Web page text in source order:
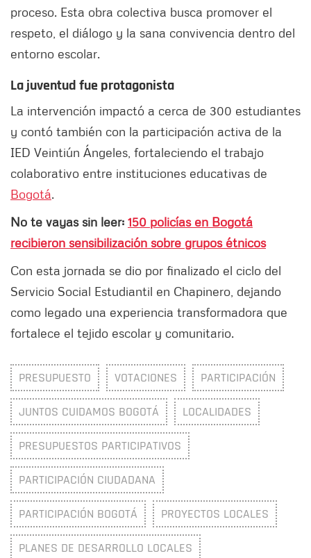
proceso. Esta obra colectiva busca promover el
respeto, el diálogo y la sana convivencia dentro del
entorno escolar.
La juventud fue protagonista
La intervención impactó a cerca de 300 estudiantes
y contó también con la participación activa de la
IED Veintiún Ángeles, fortaleciendo el trabajo
colaborativo entre instituciones educativas de
Bogotá.
No te vayas sin leer: 150 policías en Bogotá
recibieron sensibilización sobre grupos étnicos
Con esta jornada se dio por finalizado el ciclo del
Servicio Social Estudiantil en Chapinero, dejando
como legado una experiencia transformadora que
fortalece el tejido escolar y comunitario.
PRESUPUESTO VOTACIONES PARTICIPACIÓN
JUNTOS CUIDAMOS BOGOTÁ LOCALIDADES
PRESUPUESTOS PARTICIPATIVOS
PARTICIPACIÓN CIUDADANA
PARTICIPACIÓN BOGOTÁ PROYECTOS LOCALES
PLANES DE DESARROLLO LOCALES